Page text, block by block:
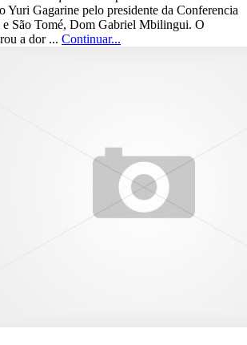
Yuri Gagarine pelo presidente da Conferencia
São Tomé, Dom Gabriel Mbilingui. O
a dor ... Continuar...